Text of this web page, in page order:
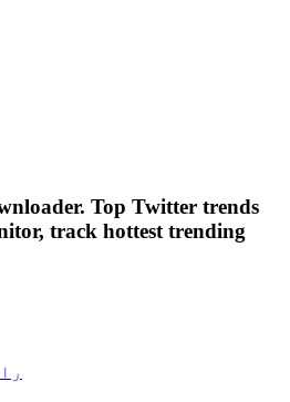
Top Twitter trends
track hottest trending